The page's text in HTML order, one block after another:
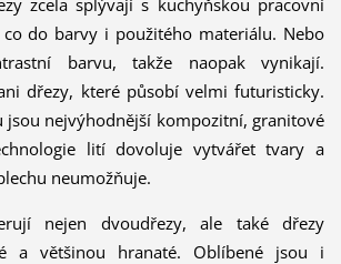
do barvy i použitého materiálu. Nebo
barvu, takže naopak vynikají.
dřezy, které působí velmi futuristicky.
jsou nejvýhodnější kompozitní, granitové
lití dovoluje vytvářet tvary a
neumožňuje.
nejen dvoudřezy, ale také dřezy
a většinou hranaté. Oblíbené jsou i